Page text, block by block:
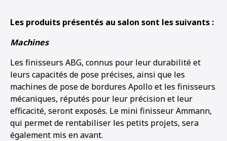
1 23 4
Les produits présentés au salon sont les suivants :
Machines
Les finisseurs ABG, connus pour leur durabilité et
leurs capacités de pose précises, ainsi que les
machines de pose de bordures Apollo et les finisseurs
mécaniques, réputés pour leur précision et leur
efficacité, seront exposés. Le mini finisseur Ammann,
qui permet de rentabiliser les petits projets, sera
également mis en avant.